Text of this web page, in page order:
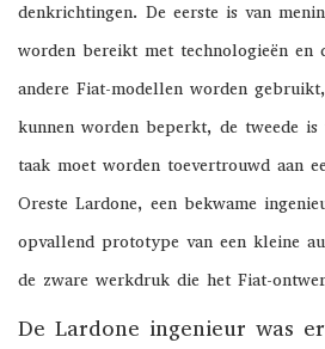
denkrichtingen. De eerste is van
worden bereikt met technologieën en
andere Fiat-modellen worden
kunnen worden beperkt, de tweede is
taak moet worden toevertrouwd aan
Oreste Lardone, een bekwame
opvallend prototype van een kleine
de zware werkdruk die het Fiat-
De Lardone ingenieur was